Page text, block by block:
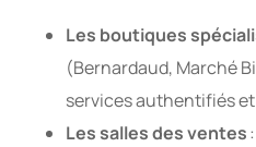
Les boutiques
(Bernardaud, Marché
services authentifiés
Les salles des ventes